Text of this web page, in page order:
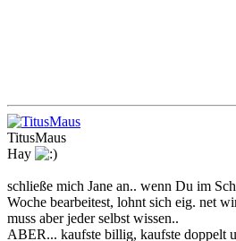
TitusMaus
Hay
schließe mich Jane an.. wenn Du im
Woche bearbeitest, lohnt sich eig. net
muss aber jeder selbst wissen..
ABER... kaufste billig, kaufste doppelt